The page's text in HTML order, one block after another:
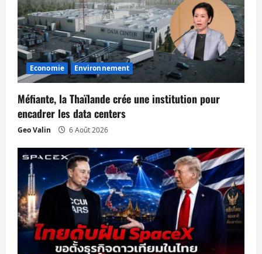
n
d
’
a
r
t
i
c
l
e
Economie Environnement
Méfiante, la Thaïlande crée une institution pour
encadrer les data centers
Geo Valin 6 Août 2026